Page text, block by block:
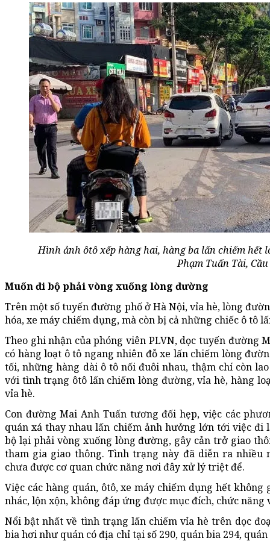
Hình ảnh ôtô xếp hàng hai, hàng ba lấn chiếm hết
Phạm Tuấn Tài,
Muốn đi bộ phải vòng xuống lòng đường
Trên một số tuyến đường phố ở Hà Nội, vỉa hè, lòng
hóa, xe máy chiếm dụng, mà còn bị cả những chiếc ô tô
Theo ghi nhận của phóng viên PLVN, dọc tuyến đường
có hàng loạt ô tô ngang nhiên đỗ xe lấn chiếm lòng
tối, những hàng dài ô tô nối đuôi nhau, thậm chí còn
với tình trạng ôtô lấn chiếm lòng đường, vỉa hè, hàng
vỉa hè.
Con đường Mai Anh Tuấn tương đối hẹp, việc các
quán xá thay nhau lấn chiếm ảnh hưởng lớn tới việc
bộ lại phải vòng xuống lòng đường, gây cản trở giao
tham gia giao thông. Tình trạng này đã diễn ra nhiều
chưa được cơ quan chức năng nơi đây xử lý triệt để.
Việc các hàng quán, ôtô, xe máy chiếm dụng hết
nhác, lộn xộn, không đáp ứng được mục đích, chức năng
Nổi bật nhất về tình trạng lấn chiếm vỉa hè trên dọc
bia hơi như quán có địa chỉ tại số 290, quán bia 294,